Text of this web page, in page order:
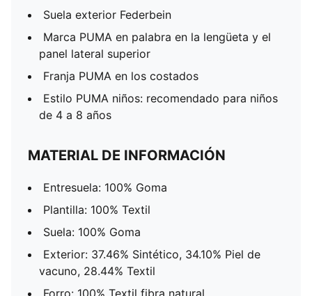
Suela exterior Federbein
Marca PUMA en palabra en la lengüeta y el
panel lateral superior
Franja PUMA en los costados
Estilo PUMA niños: recomendado para niños
de 4 a 8 años
MATERIAL DE INFORMACIÓN
Entresuela: 100% Goma
Plantilla: 100% Textil
Suela: 100% Goma
Exterior: 37.46% Sintético, 34.10% Piel de
vacuno, 28.44% Textil
Forro: 100% Textil fibra natural